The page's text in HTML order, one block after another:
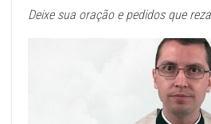
Deixe sua oração e pedidos que